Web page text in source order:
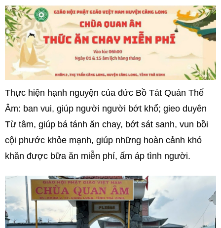
Thực hiện hạnh nguyện của đức Bồ Tát Quán Thế
Âm: ban vui, giúp người người bớt khổ; gieo duyên
Từ tâm, giúp bá tánh ăn chay, bớt sát sanh, vun bồi
cội phước khỏe mạnh, giúp những hoàn cảnh khó
khăn được bữa ăn miễn phí, ấm áp tình người.